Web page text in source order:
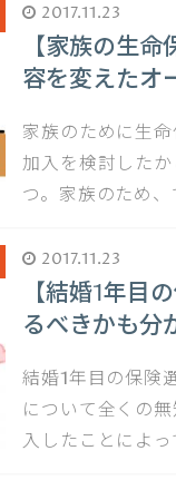
2017.11.23
【家族の生
容を変えたオ
家族のために生
加入を検討した
つ。家族のため
2017.11.23
【結婚1年目
るべきかも分
結婚1年目の保険
について全くの
入したことによ